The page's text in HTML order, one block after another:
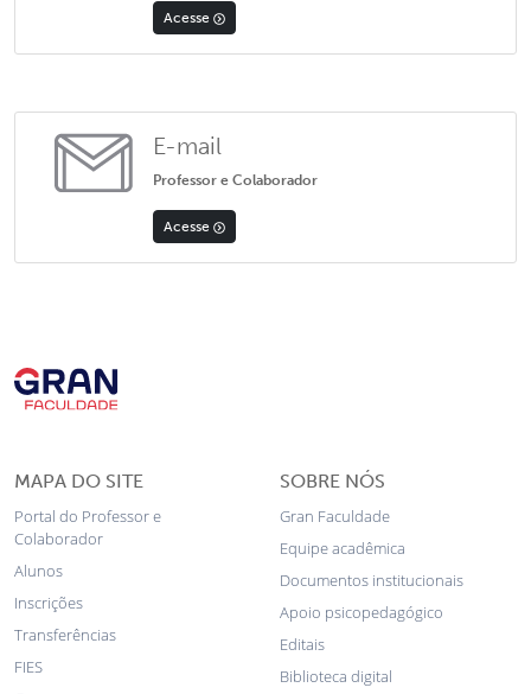
Acesse
E-mail
Professor e Colaborador
Acesse
MAPA DO SITE
Portal do Professor e
Colaborador
Alunos
Inscrições
Transferências
FIES
SOBRE NÓS
Gran Faculdade
Equipe acadêmica
Documentos institucionais
Apoio psicopedagógico
Editais
Biblioteca digital